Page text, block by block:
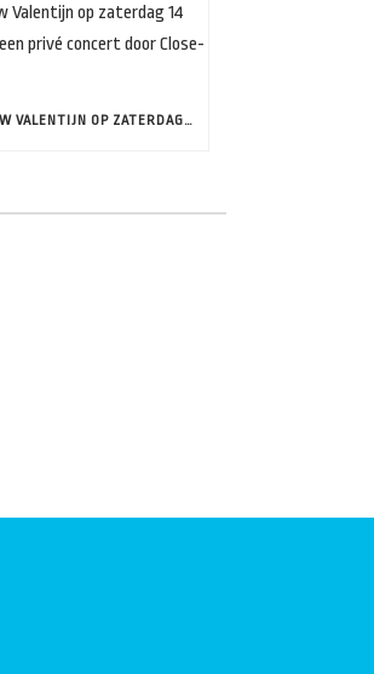
VERRAS JOUW VALENTIJN OP ZATERDAG 14 FEBRUARI MET EEN PRIVÉ CONCERT DOOR CLOSE-UP!